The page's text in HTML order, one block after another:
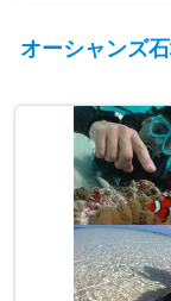
オーシャンズ